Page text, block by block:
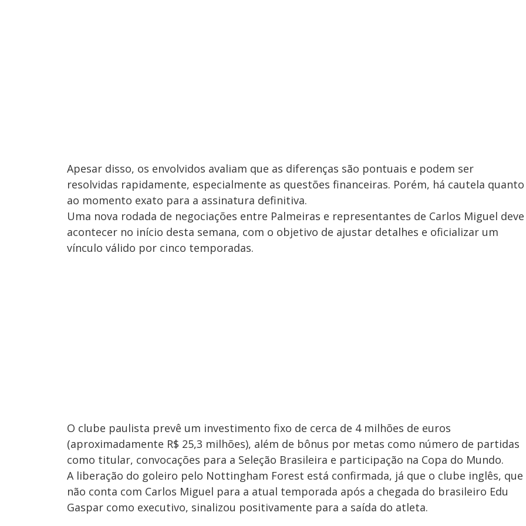
Apesar disso, os envolvidos avaliam que as diferenças são pontuais e podem ser
resolvidas rapidamente, especialmente as questões financeiras. Porém, há cautela quanto
ao momento exato para a assinatura definitiva.
Uma nova rodada de negociações entre Palmeiras e representantes de Carlos Miguel deve
acontecer no início desta semana, com o objetivo de ajustar detalhes e oficializar um
vínculo válido por cinco temporadas.
O clube paulista prevê um investimento fixo de cerca de 4 milhões de euros
(aproximadamente R$ 25,3 milhões), além de bônus por metas como número de partidas
como titular, convocações para a Seleção Brasileira e participação na Copa do Mundo.
A liberação do goleiro pelo Nottingham Forest está confirmada, já que o clube inglês, que
não conta com Carlos Miguel para a atual temporada após a chegada do brasileiro Edu
Gaspar como executivo, sinalizou positivamente para a saída do atleta.